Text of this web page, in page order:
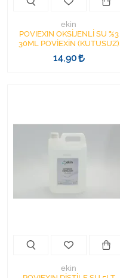
ekin
POVIEXIN OKSİJENLİ SU %3
30ML POVİEXİN (KUTUSUZ)
MİNİ
14,90
ekin